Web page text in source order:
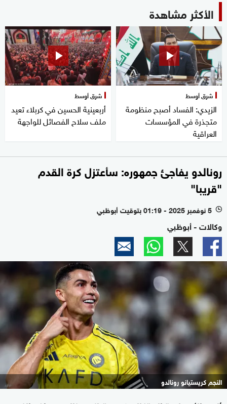
الأكثر مشاهدة
شرق أوسط
الزيدي: الفساد أصبح منظومة
متجذرة في المؤسسات
العراقية
شرق أوسط
أربعينية الحسين في كربلاء تعيد
ملف سلاح الفصائل للواجهة
رونالدو يفاجئ جمهوره: سأعتزل كرة القدم
"قريبا"
l 5 نوفمبر 2025 - 01:19 بتوقيت أبوظبي
وكالات - أبوظبي
النجم كريستيانو رونالدو